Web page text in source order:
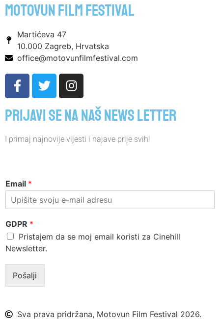
motovun film festival
Martićeva 47
10.000 Zagreb, Hrvatska
office@motovunfilmfestival.com
Prijavi se na naš news letter
I primaj najnovije vijesti i najave prije svih!
Email *
GDPR *
Pristajem da se moj email koristi za Cinehill
Newsletter.
Pošalji
Sva prava pridržana, Motovun Film Festival 2026.